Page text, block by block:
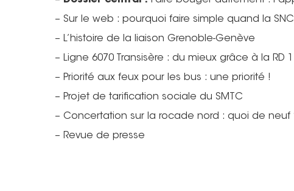
– Sur le web : pourquoi faire simple quand la
– L’histoire de la liaison Grenoble-Genève
– Ligne 6070 Transisère : du mieux grâce à la RD
– Priorité aux feux pour les bus : une priorité !
– Projet de tarification sociale du SMTC
– Concertation sur la rocade nord : quoi de neuf
– Revue de presse